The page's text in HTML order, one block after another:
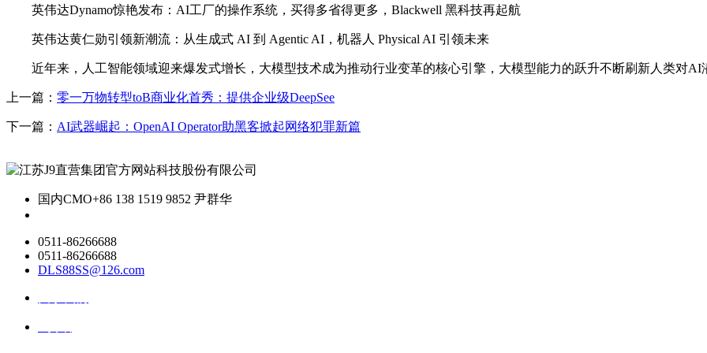
英伟达Dynamo惊艳发布：AI工厂的操作系统，买得多省得更多，Blackwell 黑科技再起航
英伟达黄仁勋引领新潮流：从生成式 AI 到 Agentic AI，机器人 Physical AI 引领未来
近年来，人工智能领域迎来爆发式增长，大模型技术成为推动行业变革的核心引擎，大模型能力的跃升不断刷新人类对AI
上一篇： 零一万物转型toB商业化首秀：提供企业级DeepSee
下一篇： AI武器崛起：OpenAI Operator助黑客掀起网络犯罪新篇
国内CMO+86 138 1519 9852 尹群华
0511-86266688
0511-86266688
DLS88SS@126.com